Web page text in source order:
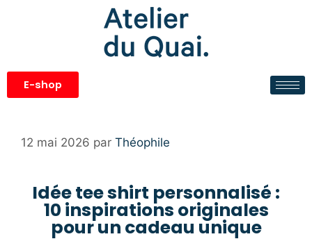
E-shop
12 mai 2026 par Théophile
Idée tee shirt personnalisé :
10 inspirations originales
pour un cadeau unique